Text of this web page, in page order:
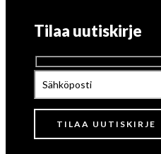
Tilaa uutiskirje